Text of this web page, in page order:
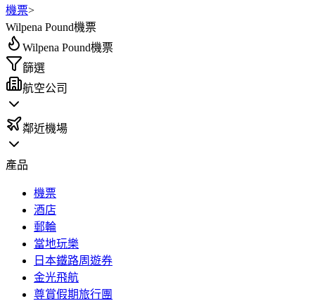
機票>
Wilpena Pound機票
Wilpena Pound機票
篩選
航空公司
鄰近機場
產品
機票
酒店
郵輪
當地玩樂
日本鐵路周遊券
金光飛航
尊賞假期旅行團